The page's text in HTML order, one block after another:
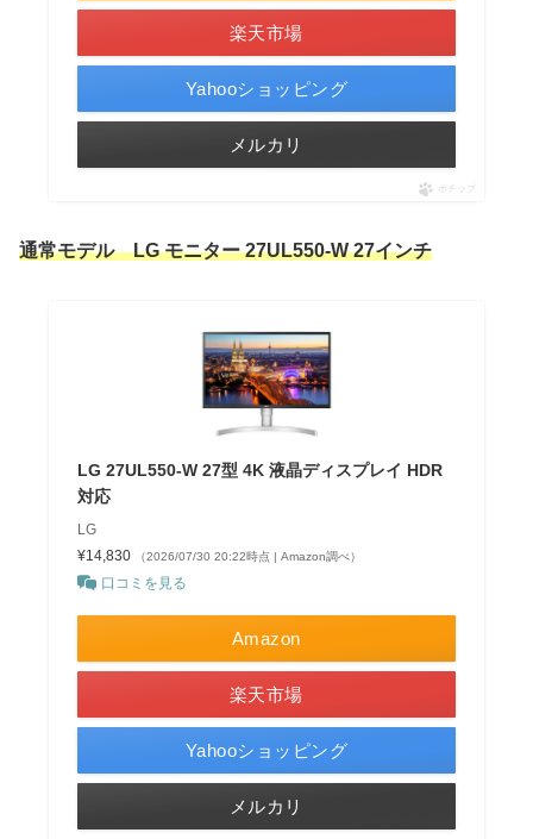
楽天市場
Yahooショッピング
メルカリ
ポチップ
通常モデル LG モニター 27UL550-W 27インチ
LG 27UL550-W 27型 4K 液晶ディスプレイ HDR
対応
LG
¥14,830
（2026/07/30 20:22時点 | Amazon調べ）
口コミを見る
Amazon
楽天市場
Yahooショッピング
メルカリ